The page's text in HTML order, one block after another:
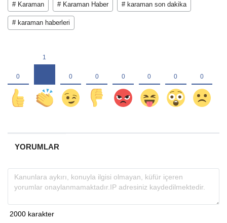
# Karaman # Karaman Haber # karaman son dakika
# karaman haberleri
YORUMLAR